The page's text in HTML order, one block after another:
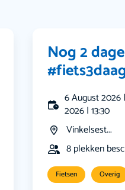
Nog 2
6 August
2026 | 13:30
Vinkelsest...
8 plekken
Fietsen Overig